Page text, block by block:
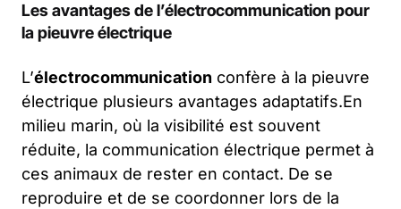
Les avantages de l’électrocommunication pour
la pieuvre électrique
L’électrocommunication confère à la pieuvre
électrique plusieurs avantages adaptatifs.En
milieu marin, où la visibilité est souvent
réduite, la communication électrique permet à
ces animaux de rester en contact. De se
reproduire et de se coordonner lors de la